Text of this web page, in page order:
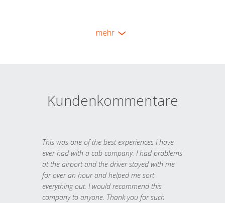
mehr
Kundenkommentare
This was one of the best experiences I have
ever had with a cab company. I had problems
at the airport and the driver stayed with me
for over an hour and helped me sort
everything out. I would recommend this
company to anyone. Thank you for such